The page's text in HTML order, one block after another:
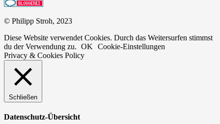
© Philipp Stroh, 2023
Diese Website verwendet Cookies. Durch das Weitersurfen stimmst
du der Verwendung zu. OK
Cookie-Einstellungen
Privacy & Cookies Policy
Schließen
Datenschutz-Übersicht